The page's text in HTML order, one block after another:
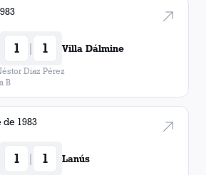
1 | 1 Villa Dálmine
Diaz Pérez
B
1983
1 | 1 Lanús